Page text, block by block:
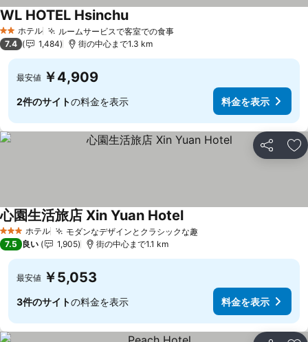
2 ホテルのランク
ホテル ルームサービスで客室での食事
WL HOTEL Hsinchu
7.4 1,484 街の中心まで1.3 km
最安値 ￥4,909
2件のサイトの料金を表示 料金を表示
シェア お
3 ホテルのランク
ホテル モダンなデザインとクラシックな趣
心園生活旅店 Xin Yuan Hotel
7.5 良い 1,905 街の中心まで1.1 km
最安値 ￥5,053
3件のサイトの料金を表示 料金を表示